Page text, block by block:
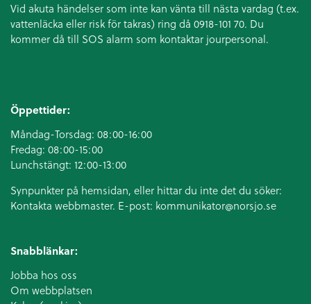
Vid akuta händelser som inte kan vänta till nästa vardag (t.ex.
vattenläcka eller risk för takras) ring då 0918-101 70. Du
kommer då till SOS alarm som kontaktar jourpersonal.
Öppettider:
Måndag-Torsdag: 08:00-16:00
Fredag: 08:00-15:00
Lunchstängt: 12:00-13:00
Synpunkter på hemsidan, eller hittar du inte det du söker:
Kontakta webbmaster. E-post: kommunikator@norsjo.se
Snabblänkar:
Jobba hos oss
Om webbplatsen